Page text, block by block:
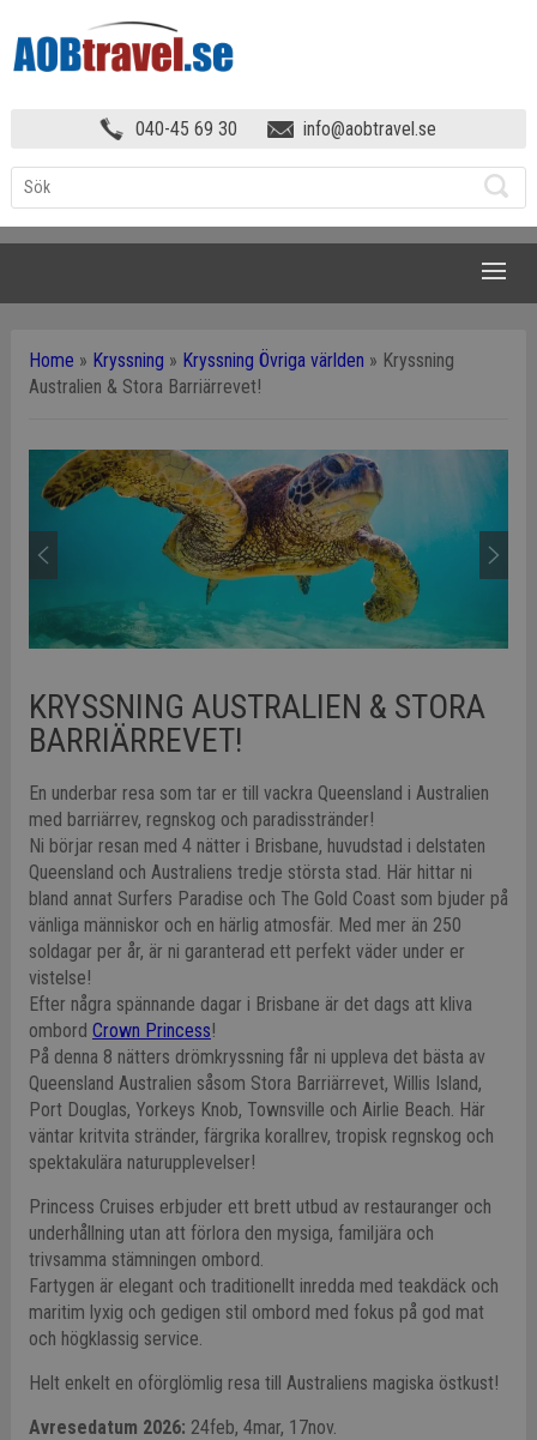
040-45 69 30 info@aobtravel.se
Home » Kryssning » Kryssning Övriga världen » Kryssning
Australien & Stora Barriärrevet!
KRYSSNING AUSTRALIEN & STORA
BARRIÄRREVET!
En underbar resa som tar er till vackra Queensland i Australien
med barriärrev, regnskog och paradisstränder!
Ni börjar resan med 4 nätter i Brisbane, huvudstad i delstaten
Queensland och Australiens tredje största stad. Här hittar ni
bland annat Surfers Paradise och The Gold Coast som bjuder på
vänliga människor och en härlig atmosfär. Med mer än 250
soldagar per år, är ni garanterad ett perfekt väder under er
vistelse!
Efter några spännande dagar i Brisbane är det dags att kliva
ombord Crown Princess!
På denna 8 nätters drömkryssning får ni uppleva det bästa av
Queensland Australien såsom Stora Barriärrevet, Willis Island,
Port Douglas, Yorkeys Knob, Townsville och Airlie Beach. Här
väntar kritvita stränder, färgrika korallrev, tropisk regnskog och
spektakulära naturupplevelser!
Princess Cruises erbjuder ett brett utbud av restauranger och
underhållning utan att förlora den mysiga, familjära och
trivsamma stämningen ombord.
Fartygen är elegant och traditionellt inredda med teakdäck och
maritim lyxig och gedigen stil ombord med fokus på god mat
och högklassig service.
Helt enkelt en oförglömlig resa till Australiens magiska östkust!
Avresedatum 2026: 24feb, 4mar, 17nov.